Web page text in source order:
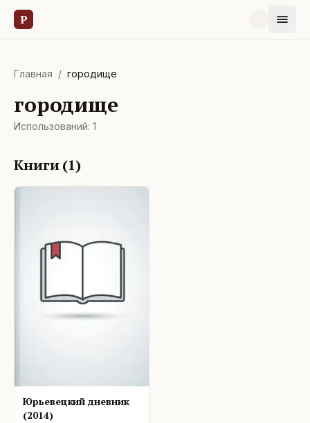
Р
Главная / городище
городище
Использований: 1
Книги (1)
Юрьевецкий дневник
(2014)